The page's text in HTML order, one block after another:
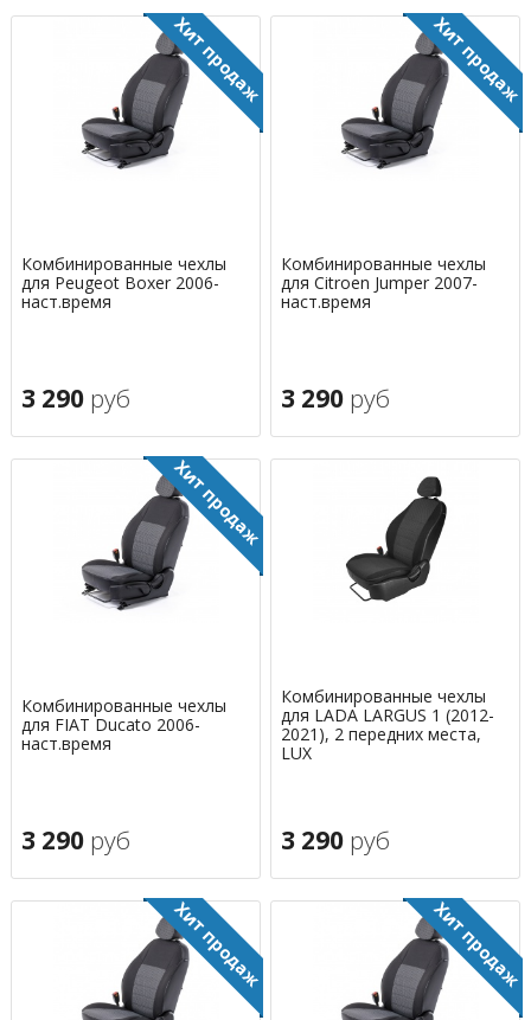
Комбинированные чехлы
для Peugeot Boxer 2006-
наст.время
3 290 руб
Комбинированные чехлы
для Citroen Jumper 2007-
наст.время
3 290 руб
Комбинированные чехлы
для FIAT Ducato 2006-
наст.время
3 290 руб
Комбинированные чехлы
для LADA LARGUS 1 (2012-
2021), 2 передних места,
LUX
3 290 руб